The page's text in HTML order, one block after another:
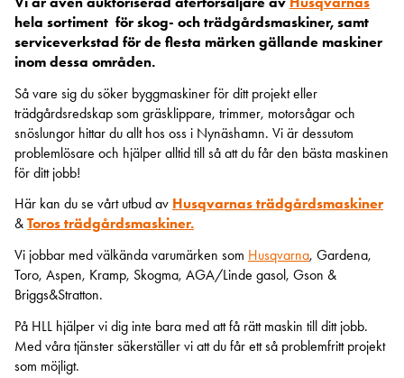
hela sortiment för skog- och trädgårdsmaskiner, samt
serviceverkstad för de flesta märken gällande maskiner
inom dessa områden.
Så vare sig du söker byggmaskiner för ditt projekt eller
trädgårdsredskap som gräsklippare, trimmer, motorsågar och
snöslungor hittar du allt hos oss i Nynäshamn. Vi är dessutom
problemlösare och hjälper alltid till så att du får den bästa maskinen
för ditt jobb!
Här kan du se vårt utbud av Husqvarnas trädgårdsmaskiner
& Toros trädgårdsmaskiner.
Vi jobbar med välkända varumärken som Husqvarna, Gardena,
Toro, Aspen, Kramp, Skogma, AGA/Linde gasol, Gson &
Briggs&Stratton.
På HLL hjälper vi dig inte bara med att få rätt maskin till ditt jobb.
Med våra tjänster säkerställer vi att du får ett så problemfritt projekt
som möjligt.